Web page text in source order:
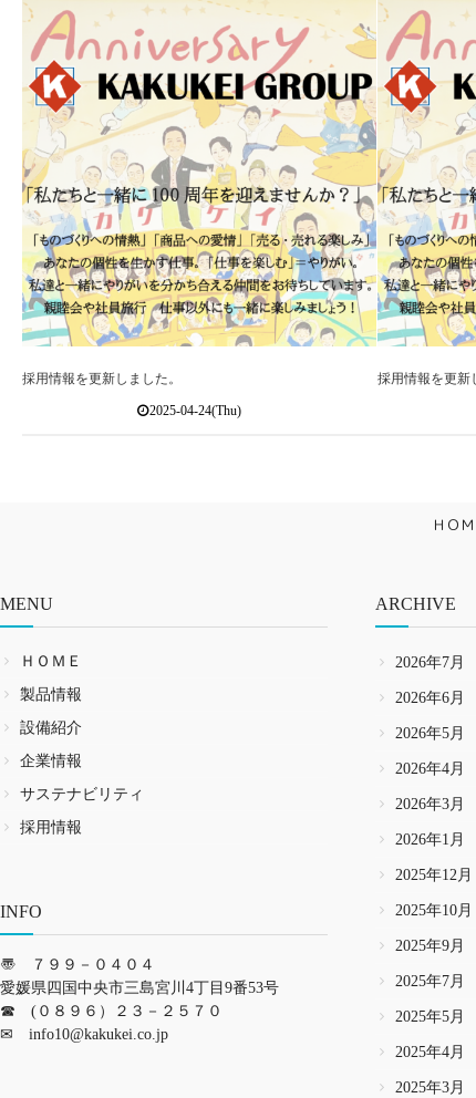
採用情報を更新しました。
2025-04-24(Thu)
採用情報を更新
ＨＯ
MENU
ＨＯＭＥ
製品情報
設備紹介
企業情報
サステナビリティ
採用情報
INFO
〠 ７９９－０４０４
愛媛県四国中央市三島宮川4丁目9番53号
☎ (０８９６）２３－２５７０
✉ info10@kakukei.co.jp
ARCHIVE
2026年7月
2026年6月
2026年5月
2026年4月
2026年3月
2026年1月
2025年12月
2025年10月
2025年9月
2025年7月
2025年5月
2025年4月
2025年3月